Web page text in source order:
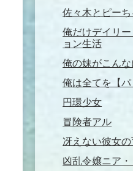
佐々木とピーち
俺だけデイリ
ョン生活
俺の妹がこん
俺は全てを【
円環少女
冒険者アル
冴えない彼女
凶乱令嬢ニア